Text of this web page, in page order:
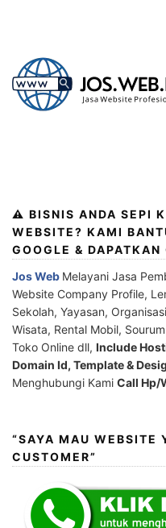
⚠️ BISNIS ANDA SEPI
WEBSITE? KAMI
GOOGLE &
Jos Web Melayani Jasa
Website Company Profile,
Sekolah, Yayasan,
Wisata, Rental Mobil,
Toko Online dll, Include
Domain Id, Template &
Menghubungi Kami Call Hp/
“SAYA MAU WEBSITE
CUSTOMER”